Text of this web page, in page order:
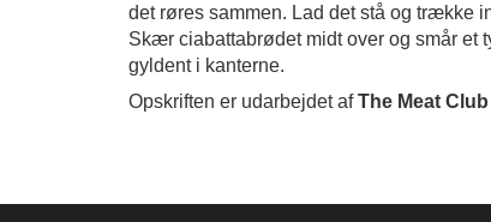
det røres sammen. Lad det stå og trække
Skær ciabattabrødet midt over og smår et
gyldent i kanterne.
Opskriften er udarbejdet afThe Meat Club